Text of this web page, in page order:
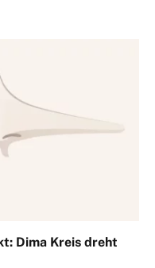
Dima Kreis dreht